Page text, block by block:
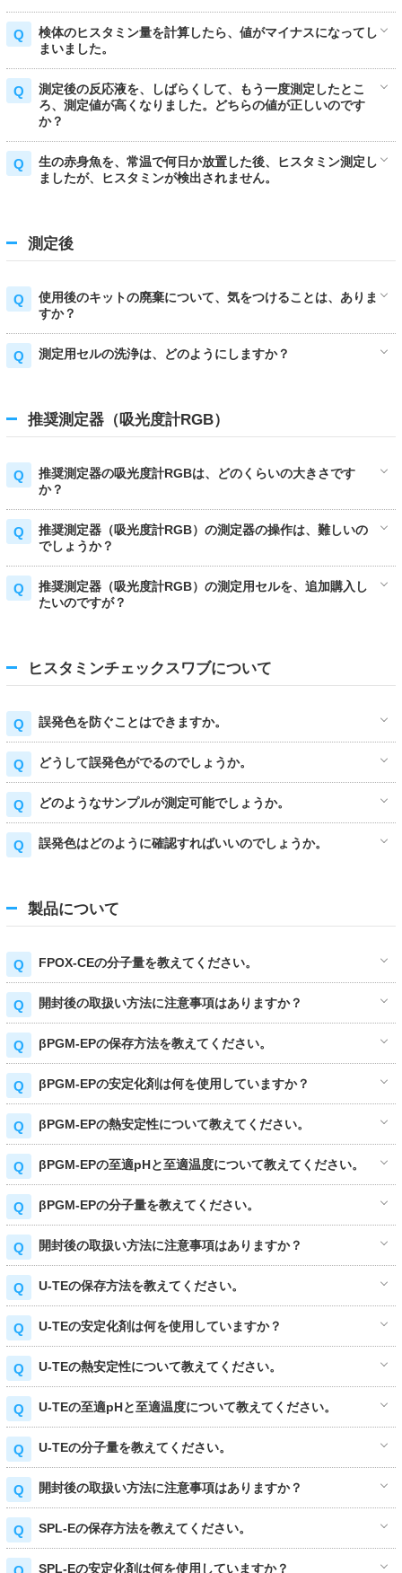
検体のヒスタミン量を計算したら、値がマイナスになってし
まいました。
測定後の反応液を、しばらくして、もう一度測定したとこ
ろ、測定値が高くなりました。どちらの値が正しいのです
か？
生の赤身魚を、常温で何日か放置した後、ヒスタミン測定し
ましたが、ヒスタミンが検出されません。
測定後
使用後のキットの廃棄について、気をつけることは、ありま
すか？
測定用セルの洗浄は、どのようにしますか？
推奨測定器（吸光度計RGB）
推奨測定器の吸光度計RGBは、どのくらいの大きさです
か？
推奨測定器（吸光度計RGB）の測定器の操作は、難しいの
でしょうか？
推奨測定器（吸光度計RGB）の測定用セルを、追加購入し
たいのですが？
ヒスタミンチェックスワブについて
誤発色を防ぐことはできますか。
どうして誤発色がでるのでしょうか。
どのようなサンプルが測定可能でしょうか。
誤発色はどのように確認すればいいのでしょうか。
製品について
FPOX-CEの分子量を教えてください。
開封後の取扱い方法に注意事項はありますか？
βPGM-EPの保存方法を教えてください。
βPGM-EPの安定化剤は何を使用していますか？
βPGM-EPの熱安定性について教えてください。
βPGM-EPの至適pHと至適温度について教えてください。
βPGM-EPの分子量を教えてください。
開封後の取扱い方法に注意事項はありますか？
U-TEの保存方法を教えてください。
U-TEの安定化剤は何を使用していますか？
U-TEの熱安定性について教えてください。
U-TEの至適pHと至適温度について教えてください。
U-TEの分子量を教えてください。
開封後の取扱い方法に注意事項はありますか？
SPL-Eの保存方法を教えてください。
SPL-Eの安定化剤は何を使用していますか？